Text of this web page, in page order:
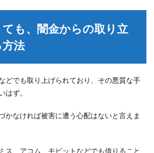
も、闇金からの取り立
法
どでも取り上げられており、その悪質な手
はず。
かなければ被害に遭う心配はないと言えま
ス、アコム、モビットなどでも借りること